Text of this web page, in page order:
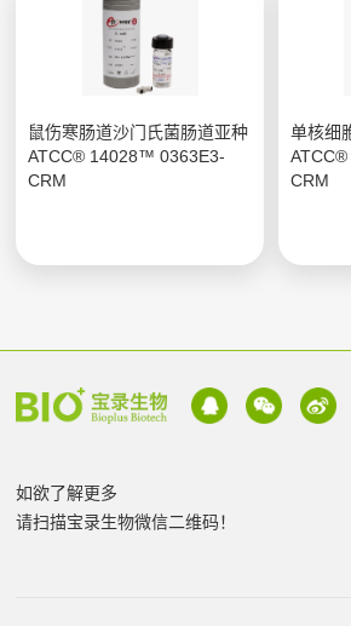
鼠伤寒肠道沙门氏菌肠道亚种
ATCC® 14028™ 0363E3-
CRM
单核细
CRM
如欲了解更多
请扫描宝录生物微信二维码！